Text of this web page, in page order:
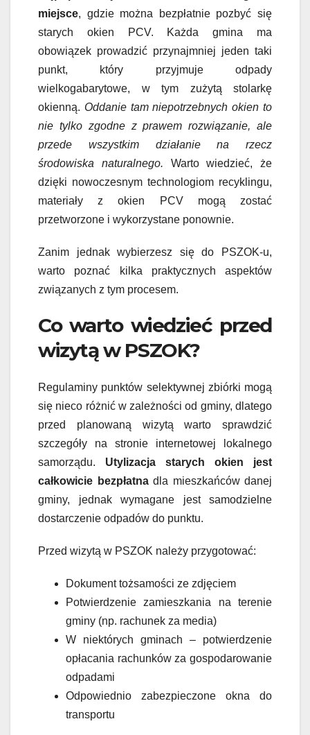
miejsce, gdzie można bezpłatnie pozbyć się
starych okien PCV. Każda gmina ma
obowiązek prowadzić przynajmniej jeden taki
punkt, który przyjmuje odpady
wielkogabarytowe, w tym zużytą stolarkę
okienną. Oddanie tam niepotrzebnych okien to
nie tylko zgodne z prawem rozwiązanie, ale
przede wszystkim działanie na rzecz
środowiska naturalnego. Warto wiedzieć, że
dzięki nowoczesnym technologiom recyklingu,
materiały z okien PCV mogą zostać
przetworzone i wykorzystane ponownie.
Zanim jednak wybierzesz się do PSZOK-u,
warto poznać kilka praktycznych aspektów
związanych z tym procesem.
Co warto wiedzieć przed
wizytą w PSZOK?
Regulaminy punktów selektywnej zbiórki mogą
się nieco różnić w zależności od gminy, dlatego
przed planowaną wizytą warto sprawdzić
szczegóły na stronie internetowej lokalnego
samorządu. Utylizacja starych okien jest
całkowicie bezpłatnadla mieszkańców danej
gminy, jednak wymagane jest samodzielne
dostarczenie odpadów do punktu.
Przed wizytą w PSZOK należy przygotować:
Dokument tożsamości ze zdjęciem
Potwierdzenie zamieszkania na terenie
gminy (np. rachunek za media)
W niektórych gminach – potwierdzenie
opłacania rachunków za gospodarowanie
odpadami
Odpowiednio zabezpieczone okna do
transportu